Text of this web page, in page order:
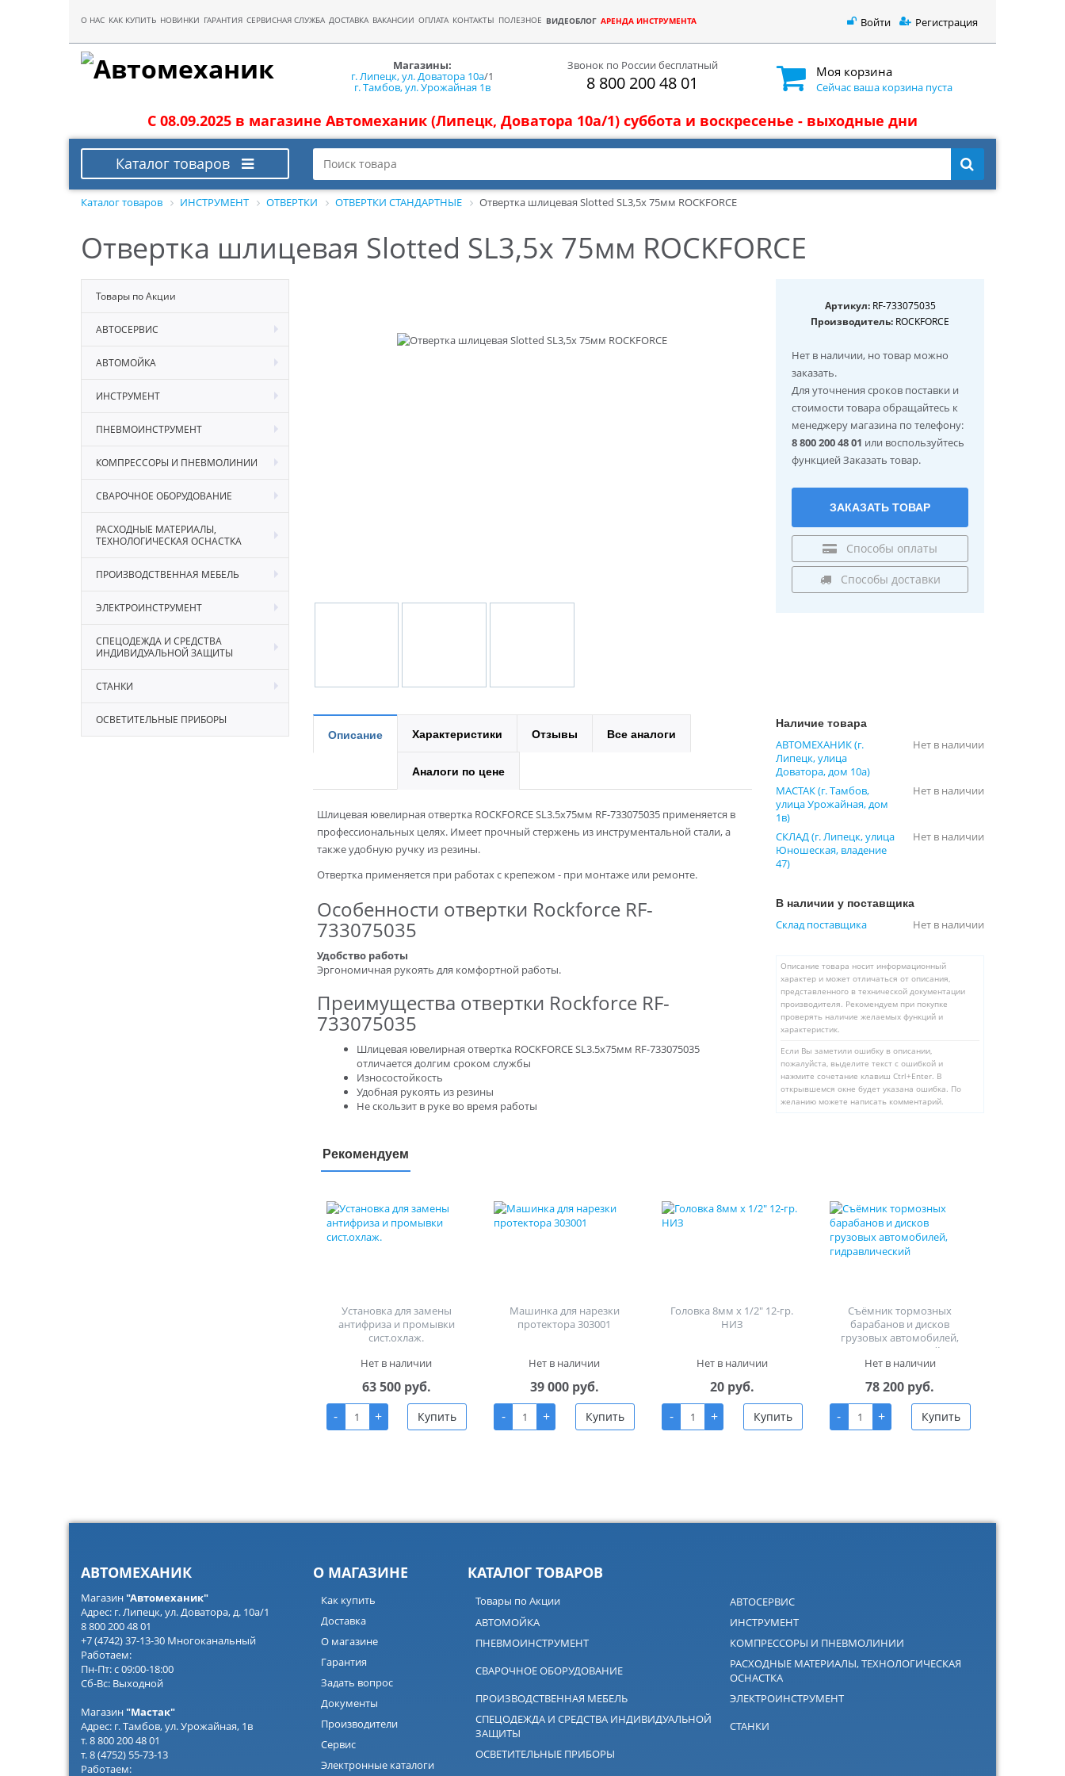
О НАС КАК КУПИТЬ НОВИНКИ ГАРАНТИЯ СЕРВИСНАЯ СЛУЖБА ДОСТАВКА ВАКАНСИИ ОПЛАТА КОНТАКТЫ ПОЛЕЗНОЕ ВИДЕОБЛОГ АРЕНДА ИНСТРУМЕНТА Войти Регистрация
Магазины:
г. Липецк, ул. Доватора 10а/1
г. Тамбов, ул. Урожайная 1в
Звонок по России бесплатный
8 800 200 48 01
Моя корзина
Сейчас ваша корзина пуста
С 08.09.2025 в магазине Автомеханик (Липецк, Доватора 10а/1) суббота и воскресенье - выходные дни
Каталог товаров
Каталог товаров ИНСТРУМЕНТ ОТВЕРТКИ ОТВЕРТКИ СТАНДАРТНЫЕ Отвертка шлицевая Slotted SL3,5х 75мм ROCKFORCE
Отвертка шлицевая Slotted SL3,5х 75мм ROCKFORCE
Товары по Акции
АВТОСЕРВИС
АВТОМОЙКА
ИНСТРУМЕНТ
ПНЕВМОИНСТРУМЕНТ
КОМПРЕССОРЫ И ПНЕВМОЛИНИИ
СВАРОЧНОЕ ОБОРУДОВАНИЕ
РАСХОДНЫЕ МАТЕРИАЛЫ,
ТЕХНОЛОГИЧЕСКАЯ ОСНАСТКА
ПРОИЗВОДСТВЕННАЯ МЕБЕЛЬ
ЭЛЕКТРОИНСТРУМЕНТ
СПЕЦОДЕЖДА И СРЕДСТВА
ИНДИВИДУАЛЬНОЙ ЗАЩИТЫ
СТАНКИ
ОСВЕТИТЕЛЬНЫЕ ПРИБОРЫ
Артикул:RF-733075035
Производитель: ROCKFORCE
Нет в наличии, но товар можно
заказать.
Для уточнения сроков поставки и
стоимости товара обращайтесь к
менеджеру магазина по телефону:
8 800 200 48 01 или воспользуйтесь
функцией Заказать товар.
ЗАКАЗАТЬ ТОВАР
Способы оплаты
Способы доставки
Описание Характеристики Отзывы Все аналоги
Аналоги по цене
Шлицевая ювелирная отвертка ROCKFORCE SL3.5х75мм RF-733075035 применяется в
профессиональных целях. Имеет прочный стержень из инструментальной стали, а
также удобную ручку из резины.
Отвертка применяется при работах с крепежом - при монтаже или ремонте.
Особенности отвертки Rockforce RF-
733075035
Удобство работы
Эргономичная рукоять для комфортной работы.
Преимущества отвертки Rockforce RF-
733075035
Шлицевая ювелирная отвертка ROCKFORCE SL3.5х75мм RF-733075035
отличается долгим сроком службы
Износостойкость
Удобная рукоять из резины
Не скользит в руке во время работы
Наличие товара
АВТОМЕХАНИК (г.
Липецк, улица
Доватора, дом 10а)
Нет в наличии
МАСТАК (г. Тамбов,
улица Урожайная, дом
1в)
Нет в наличии
СКЛАД (г. Липецк, улица
Юношеская, владение
47)
Нет в наличии
В наличии у поставщика
Склад поставщика Нет в наличии
Описание товара носит информационный
характер и может отличаться от описания,
представленного в технической документации
производителя. Рекомендуем при покупке
проверять наличие желаемых функций и
характеристик.
Если Вы заметили ошибку в описании,
пожалуйста, выделите текст с ошибкой и
нажмите сочетание клавиш Ctrl+Enter. В
открывшемся окне будет указана ошибка. По
желанию можете написать комментарий.
Рекомендуем
Установка для замены
антифриза и промывки
сист.охлаж.
Нет в наличии
63 500 руб.
-
+ Купить
Машинка для нарезки
протектора 303001
Нет в наличии
39 000 руб.
-
+ Купить
Головка 8мм х 1/2" 12-гр.
НИЗ
Нет в наличии
20 руб.
-
+ Купить
Съёмник тормозных
барабанов и дисков
грузовых автомобилей,
гидравлический
Нет в наличии
78 200 руб.
-
+ Купить
АВТОМЕХАНИК
Магазин"Автомеханик"
Адрес: г. Липецк, ул. Доватора, д. 10а/1
8 800 200 48 01
+7 (4742) 37-13-30 Многоканальный
Работаем:
Пн-Пт: с 09:00-18:00
Сб-Вс: Выходной
Магазин "Мастак"
Адрес: г. Тамбов, ул. Урожайная, 1в
т. 8 800 200 48 01
т. 8 (4752) 55-73-13
Работаем:
О МАГАЗИНЕ
Как купить
Доставка
О магазине
Гарантия
Задать вопрос
Документы
Производители
Сервис
Электронные каталоги
КАТАЛОГ ТОВАРОВ
Товары по Акции
АВТОСЕРВИС
АВТОМОЙКА
ИНСТРУМЕНТ
ПНЕВМОИНСТРУМЕНТ
КОМПРЕССОРЫ И ПНЕВМОЛИНИИ
СВАРОЧНОЕ ОБОРУДОВАНИЕ
РАСХОДНЫЕ МАТЕРИАЛЫ, ТЕХНОЛОГИЧЕСКАЯ
ОСНАСТКА
ПРОИЗВОДСТВЕННАЯ МЕБЕЛЬ
ЭЛЕКТРОИНСТРУМЕНТ
СПЕЦОДЕЖДА И СРЕДСТВА ИНДИВИДУАЛЬНОЙ
ЗАЩИТЫ
СТАНКИ
ОСВЕТИТЕЛЬНЫЕ ПРИБОРЫ